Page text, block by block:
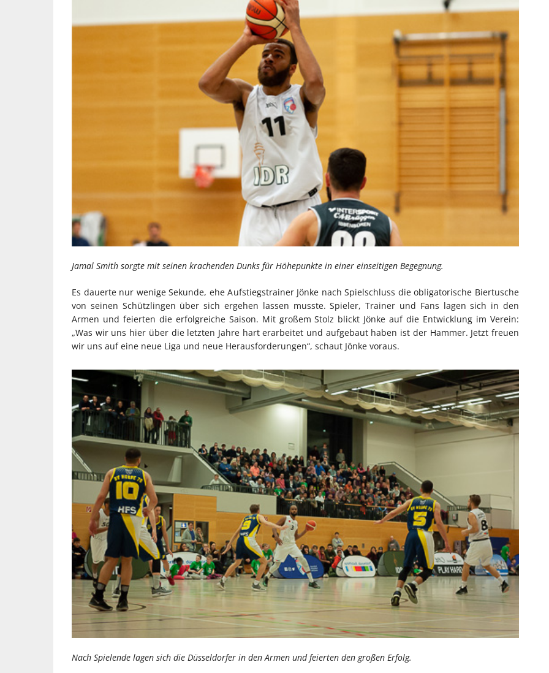
Jamal Smith sorgte mit seinen krachenden Dunks für Höhepunkte in einer einseitigen Begegnung.
Es dauerte nur wenige Sekunde, ehe Aufstiegstrainer Jönke nach Spielschluss die obligatorische Biertusche
von seinen Schützlingen über sich ergehen lassen musste. Spieler, Trainer und Fans lagen sich in den
Armen und feierten die erfolgreiche Saison. Mit großem Stolz blickt Jönke auf die Entwicklung im Verein:
„Was wir uns hier über die letzten Jahre hart erarbeitet und aufgebaut haben ist der Hammer. Jetzt freuen
wir uns auf eine neue Liga und neue Herausforderungen“, schaut Jönke voraus.
Nach Spielende lagen sich die Düsseldorfer in den Armen und feierten den großen Erfolg.